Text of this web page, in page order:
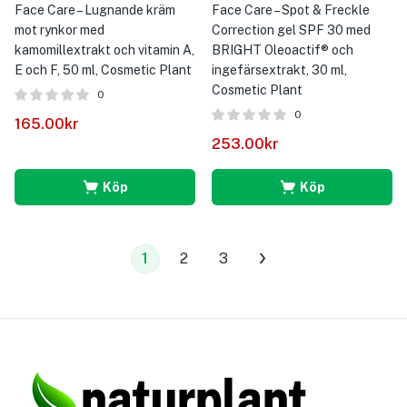
Face Care – Lugnande kräm
mot rynkor med
kamomillextrakt och vitamin A,
E och F, 50 ml, Cosmetic Plant
0
165.00 kr
Köp
Face Care – Spot & Freckle
Correction gel SPF 30 med
BRIGHT Oleoactif® och
ingefärsextrakt, 30 ml,
Cosmetic Plant
0
253.00 kr
Köp
1 2 3